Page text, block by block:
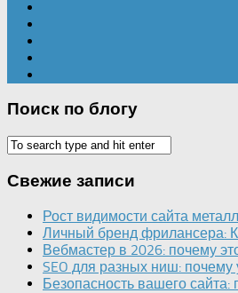
Поиск по блогу
Свежие записи
Рост видимости сайта
Личный бренд фрилансера:
Вебмастер в 2026: почему
SEO для разных ниш:
Безопасность вашего